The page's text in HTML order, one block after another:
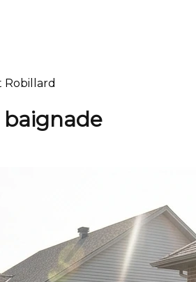
Robillard
baignade